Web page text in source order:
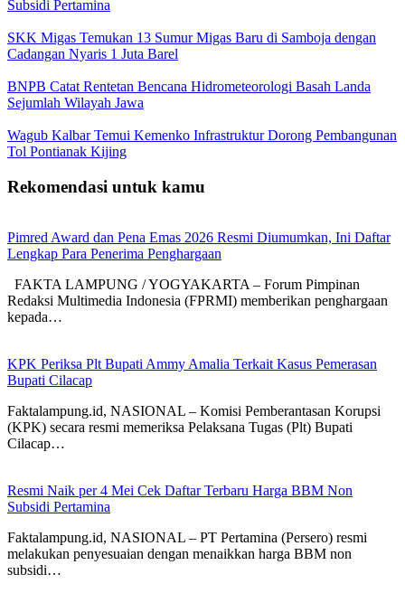
Subsidi Pertamina
SKK Migas Temukan 13 Sumur Migas Baru di Samboja dengan
Cadangan Nyaris 1 Juta Barel
BNPB Catat Rentetan Bencana Hidrometeorologi Basah Landa
Sejumlah Wilayah Jawa
Wagub Kalbar Temui Kemenko Infrastruktur Dorong Pembangunan
Tol Pontianak Kijing
Rekomendasi untuk kamu
Pimred Award dan Pena Emas 2026 Resmi Diumumkan, Ini Daftar
Lengkap Para Penerima Penghargaan
FAKTA LAMPUNG / YOGYAKARTA – Forum Pimpinan
Redaksi Multimedia Indonesia (FPRMI) memberikan penghargaan
kepada…
KPK Periksa Plt Bupati Ammy Amalia Terkait Kasus Pemerasan
Bupati Cilacap
Faktalampung.id, NASIONAL – Komisi Pemberantasan Korupsi
(KPK) secara resmi memeriksa Pelaksana Tugas (Plt) Bupati
Cilacap…
Resmi Naik per 4 Mei Cek Daftar Terbaru Harga BBM Non
Subsidi Pertamina
Faktalampung.id, NASIONAL – PT Pertamina (Persero) resmi
melakukan penyesuaian dengan menaikkan harga BBM non
subsidi…